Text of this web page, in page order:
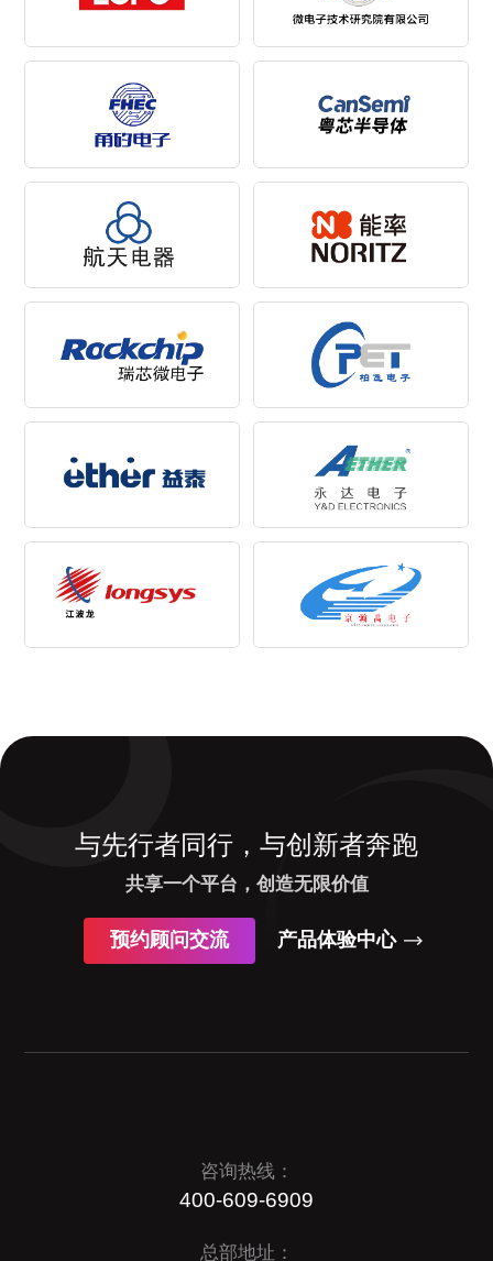
与先行者同行，与创新者奔跑
共享一个平台，创造无限价值
预约顾问交流 产品体验中心
咨询热线：
400-609-6909
总部地址：